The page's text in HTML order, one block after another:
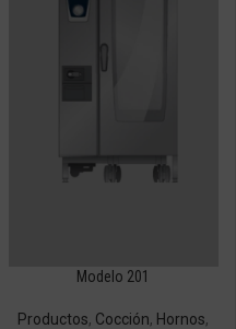
Modelo 201
Productos, Cocción, Hornos,